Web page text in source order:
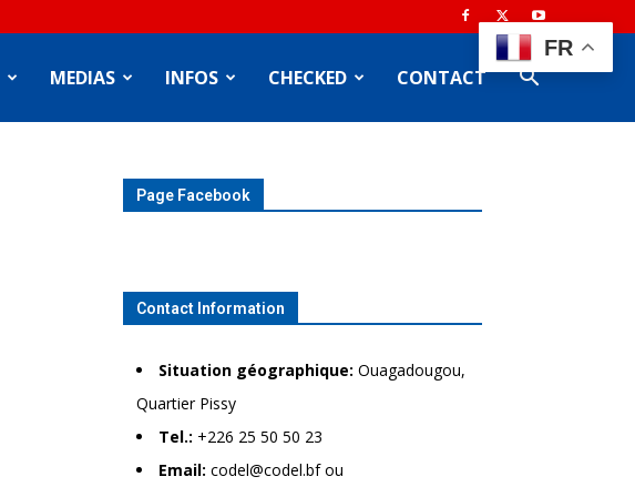
MEDIAS INFOS CHECKED CONTACT
Page Facebook
Contact Information
Situation géographique: Ouagadougou,
Quartier Pissy
Tel.: +226 25 50 50 23
Email: codel@codel.bf ou
FR